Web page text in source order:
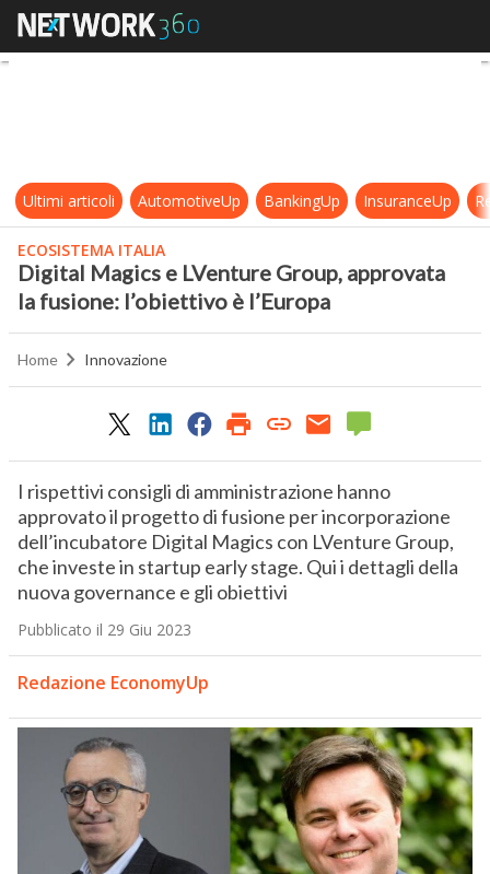
Digital Magics e LVenture Group,
Ultimi articoli AutomotiveUp BankingUp InsuranceUp
ECOSISTEMA ITALIA
Digital Magics e LVenture Group, approvata
la fusione: l’obiettivo è l’Europa
Home Innovazione
I rispettivi consigli di amministrazione hanno
approvato il progetto di fusione per incorporazione
dell’incubatore Digital Magics con LVenture Group,
che investe in startup early stage. Qui i dettagli della
nuova governance e gli obiettivi
Pubblicato il 29 Giu 2023
Redazione EconomyUp